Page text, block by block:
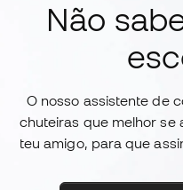
Não
O nosso assistente de
chuteiras que melhor se
teu amigo, para que